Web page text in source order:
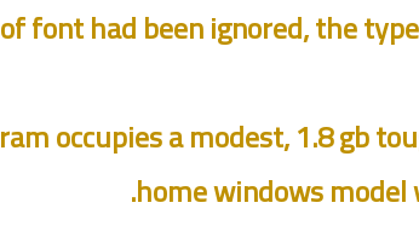
1 of font had been ignored, the
ram occupies a modest, 1.8 gb
home windows